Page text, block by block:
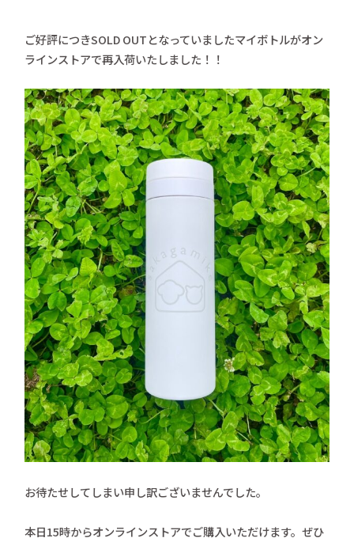
ご好評につきSOLD OUTとなっていましたマイボトルがオン
ラインストアで再入荷いたしました！！
お待たせしてしまい申し訳ございませんでした。
本日15時からオンラインストアでご購入いただけます。ぜひ